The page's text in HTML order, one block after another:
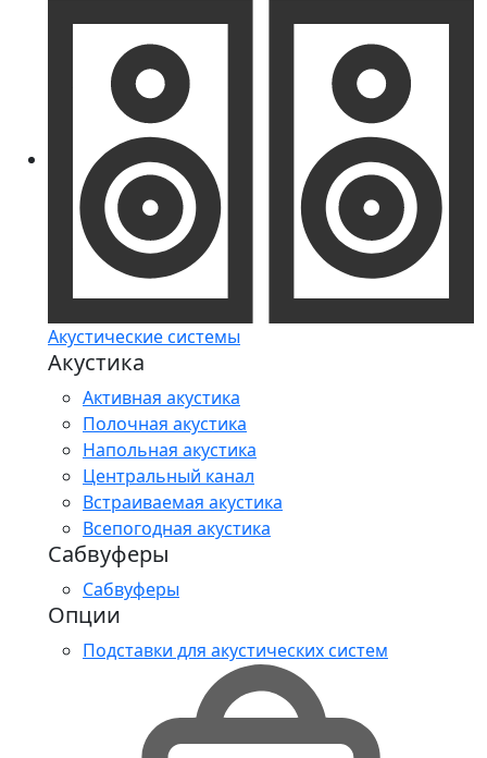
Акустические системы
Акустика
Активная акустика
Полочная акустика
Напольная акустика
Центральный канал
Встраиваемая акустика
Всепогодная акустика
Сабвуферы
Сабвуферы
Опции
Подставки для акустических систем